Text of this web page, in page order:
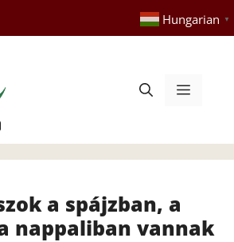
Hungarian ▼
Menü
a spájzban, a
nappaliban vannak